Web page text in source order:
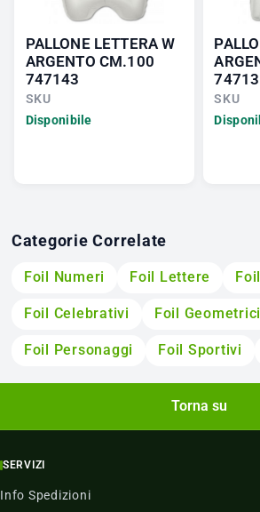
PALLONE LETTERA W
ARGENTO CM.100
747143
SKU
Disponibile
SKU
Categorie Correlate
Foil Numeri Foil Lettere
Foil Celebrativi Foil Geometrici
Foil Personaggi Foil Sportivi
Torna su
SERVIZI
Info Spedizioni